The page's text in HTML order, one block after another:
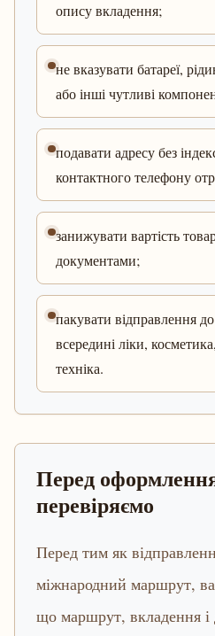
опису вкладення;
не вказувати батареї,
або інші чутливі
подавати адресу без
контактного телефону
занижувати вартість
документами;
пакувати відправлення
всередині ліки,
техніка.
Перед
перевіряємо
Перед тим як
міжнародний маршрут,
що маршрут, вкладення і